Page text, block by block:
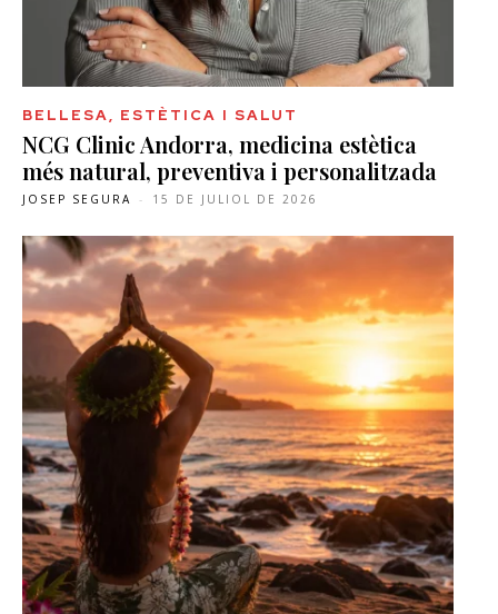
BELLESA, ESTÈTICA I SALUT
NCG Clinic Andorra, medicina estètica
més natural, preventiva i personalitzada
JOSEP SEGURA - 15 DE JULIOL DE 2026